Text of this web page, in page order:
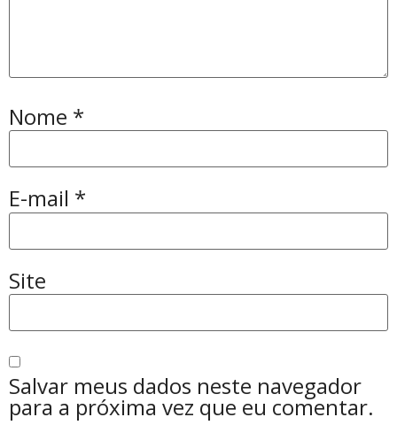
Nome *
E-mail *
Site
Salvar meus dados neste navegador
para a próxima vez que eu comentar.